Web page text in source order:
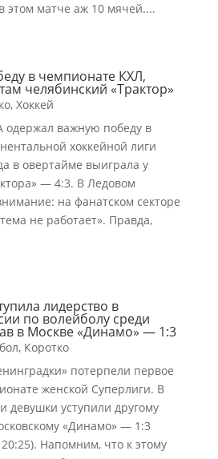
этом матче аж 10 мячей....
в чемпионате КХЛ,
челябинский «Трактор»
, Хоккей
одержал важную победу в
хоккейной лиги
в овертайме выиграла у
— 4:3. В Ледовом
на фанатском секторе
не работает». Правда,
лидерство в
по волейболу среди
в Москве «Динамо» — 1:3
, Коротко
потерпели первое
женской Суперлиги. В
девушки уступили другому
«Динамо» — 1:3
20:25). Напомним, что к этому